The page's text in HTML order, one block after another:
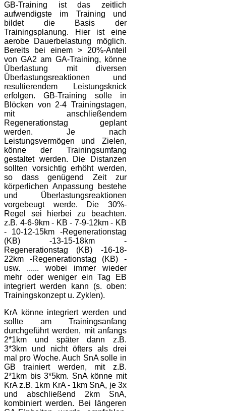
GB-Training ist das zeitlich
aufwendigste im Training und
bildet die Basis der
Trainingsplanung. Hier ist eine
aerobe Dauerbelastung möglich.
Bereits bei einem > 20%-Anteil
von GA2 am GA-Training, könne
Überlastung mit diversen
Überlastungsreaktionen und
resultierendem Leistungsknick
erfolgen. GB-Training solle in
Blöcken von 2-4 Trainingstagen,
mit anschließendem
Regenerationstag geplant
werden. Je nach
Leistungsvermögen und Zielen,
könne der Trainingsumfang
gestaltet werden. Die Distanzen
sollten vorsichtig erhöht werden,
so dass genügend Zeit zur
körperlichen Anpassung bestehe
und Überlastungsreaktionen
vorgebeugt werde. Die 30%-
Regel sei hierbei zu beachten.
z.B. 4-6-9km - KB - 7-9-12km - KB
- 10-12-15km -Regenerationstag
(KB) -13-15-18km -
Regenerationstag (KB) -16-18-
22km -Regenerationstag (KB) -
usw. ...... wobei immer wieder
mehr oder weniger ein Tag EB
integriert werden kann (s. oben:
Trainingskonzept u. Zyklen).
KrA könne integriert werden und
sollte am Trainingsanfang
durchgeführt werden, mit anfangs
2*1km und später dann z.B.
3*3km und nicht öfters als drei
mal pro Woche. Auch SnA solle in
GB trainiert werden, mit z.B.
2*1km bis 3*5km. SnA könne mit
KrA z.B. 1km KrA - 1km SnA, je 3x
und abschließend 2km SnA,
kombiniert werden. Bei längeren